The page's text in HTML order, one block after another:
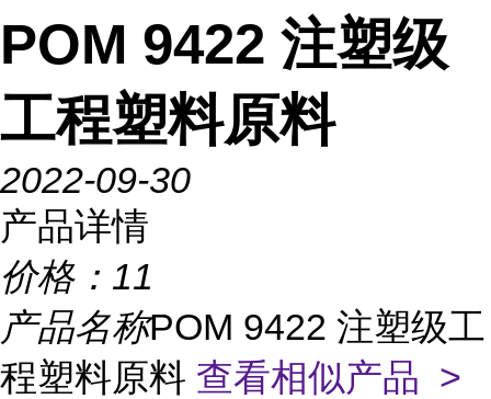
POM 9422 注塑级
工程塑料原料
2022-09-30
产品详情
价格： 11
产品名称POM 9422 注塑级工
程塑料原料 查看相似产品 >